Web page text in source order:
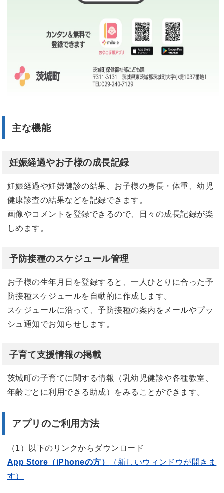
主な機能
妊娠経過やお子様の成長記録
妊娠経過や妊婦健診の結果、お子様の身長・体重、幼児
健康診査の結果などを記録できます。
画像やコメントを登録できるので、日々の成長記録が楽
しめます。
予防接種のスケジュール管理
お子様の生年月日を登録すると、一人ひとりに合った予
防接種スケジュールを自動的に作成します。
スケジュールに沿って、予防接種の案内をメールやプッ
シュ通知でお知らせします。
子育て支援情報の掲載
茨城町の子育てに関する情報（乳幼児健診や各種教室、
年齢ごとに利用できる助成）をみることができます。
アプリのご利用方法
（1）以下のリンクからダウンロード
App Store（iPhoneの方）
（新しいウィンドウが開きま
す）